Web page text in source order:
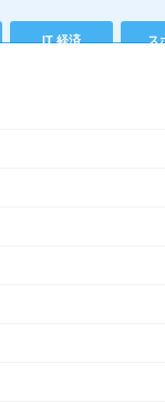
IT 経済 ス